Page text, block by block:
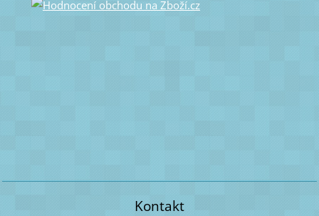
Kontakt